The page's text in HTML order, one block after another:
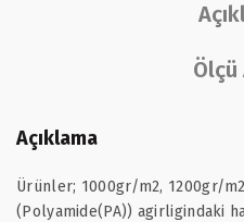
Ölçü
Açıklama
Ürünler; 1000gr/m2, 1200gr/
(Polyamide(PA)) agirligindaki